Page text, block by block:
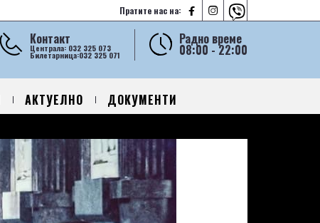
Пратите нас на:   
Радно време
08:00 - 22:00
Контакт
Централа: 032 325 073
Билетарница:032 325 071
АКТУЕЛНО ДОКУМЕНТИ